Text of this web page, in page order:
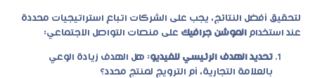
لتحقيق أفضل النتائج، يجب على الشركات اتباع استراتيجيات محددة
عند استخدام الموشن جرافيك على منصات التواصل الاجتماعي:
تحديد الهدف الرئيسي للفيديو: هل الهدف زيادة الوعي
بالعلامة التجارية، أم الترويج لمنتج محدد؟